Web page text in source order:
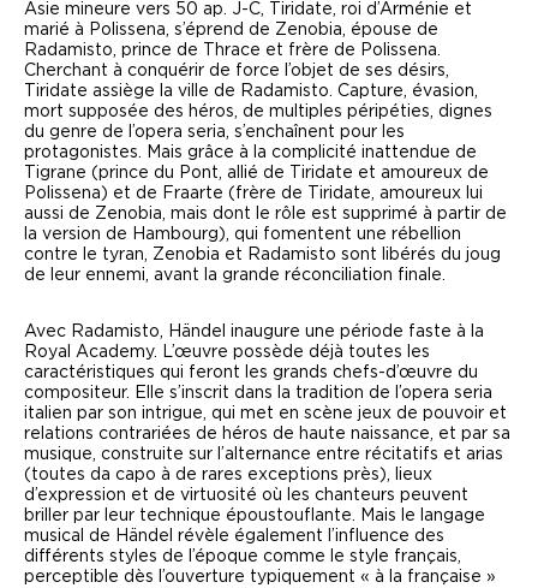
Asie mineure vers 50 ap. J-C, Tiridate, roi d’Arménie et
marié à Polissena, s’éprend de Zenobia, épouse de
Radamisto, prince de Thrace et frère de Polissena.
Cherchant à conquérir de force l’objet de ses désirs,
Tiridate assiège la ville de Radamisto. Capture, évasion,
mort supposée des héros, de multiples péripéties, dignes
du genre de l’opera seria, s’enchaînent pour les
protagonistes. Mais grâce à la complicité inattendue de
Tigrane (prince du Pont, allié de Tiridate et amoureux de
Polissena) et de Fraarte (frère de Tiridate, amoureux lui
aussi de Zenobia, mais dont le rôle est supprimé à partir de
la version de Hambourg), qui fomentent une rébellion
contre le tyran, Zenobia et Radamisto sont libérés du joug
de leur ennemi, avant la grande réconciliation finale.
Avec Radamisto, Händel inaugure une période faste à la
Royal Academy. L’œuvre possède déjà toutes les
caractéristiques qui feront les grands chefs-d’œuvre du
compositeur. Elle s’inscrit dans la tradition de l’opera seria
italien par son intrigue, qui met en scène jeux de pouvoir et
relations contrariées de héros de haute naissance, et par sa
musique, construite sur l’alternance entre récitatifs et arias
(toutes da capo à de rares exceptions près), lieux
d’expression et de virtuosité où les chanteurs peuvent
briller par leur technique époustouflante. Mais le langage
musical de Händel révèle également l’influence des
différents styles de l’époque comme le style français,
perceptible dès l’ouverture typiquement « à la française »